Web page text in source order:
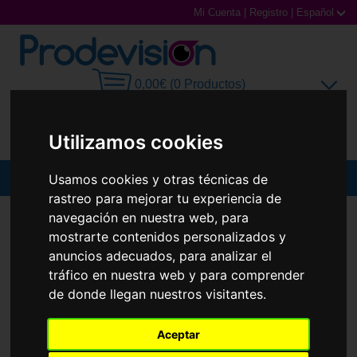
Utilizamos cookies
Usamos cookies y otras técnicas de
rastreo para mejorar tu experiencia de
navegación en nuestra web, para
mostrarte contenidos personalizados y
anuncios adecuados, para analizar el
tráfico en nuestra web y para comprender
de donde llegan nuestros visitantes.
Aceptar
Mi Cuenta Registro Español
0,00€ (0 Productos)
Gafas de Sol
Gafas Graduadas
Gafas Deportivas
Lentillas
GAFAS DE SOL RAY-BAN RB4125 CATS 5000